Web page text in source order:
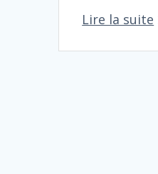
Lire la suite